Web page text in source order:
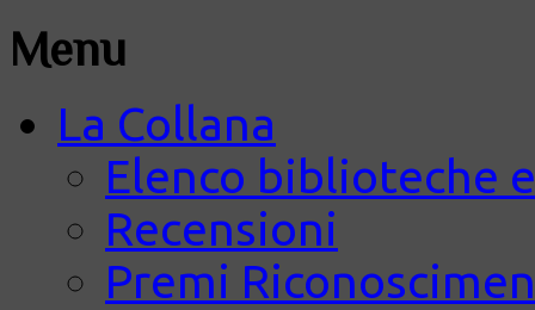
Menu
La Collana
Elenco biblioteche
Recensioni
Premi